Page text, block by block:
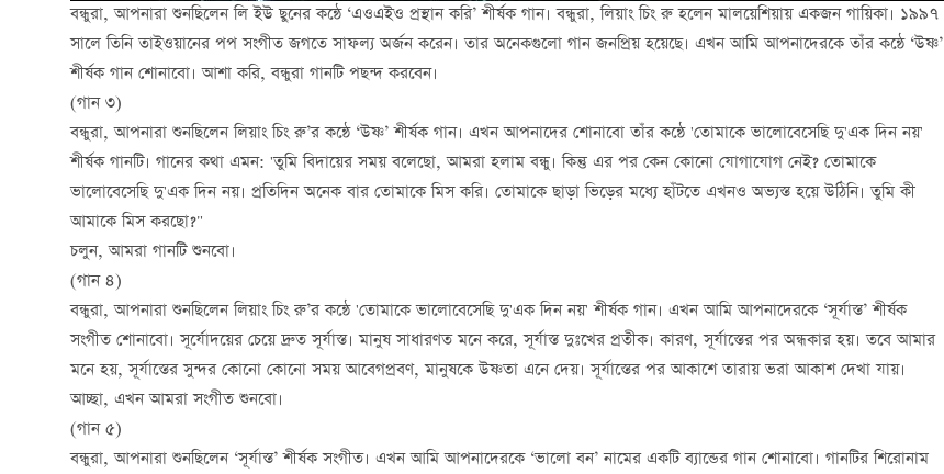
বন্ধুরা, আপনারা শুনছিলেন লি ইউ ছুনের কন্ঠে ‘এওএইও প্রস্থান করি’ শীর্ষক গান। বন্ধুরা, লিয়াং চিং রু হলেন মালয়েশিয়ায় একজন গায়িকা। ১৯৯৭
সালে তিনি তাইওয়ানের পপ সংগীত জগতে সাফল্য অর্জন করেন। তার অনেকগুলো গান জনপ্রিয় হয়েছে। এখন আমি আপনাদেরকে তাঁর কন্ঠে ‘উষ্ণ’
শীর্ষক গান শোনাবো। আশা করি, বন্ধুরা গানটি পছন্দ করবেন।
(গান ৩)
বন্ধুরা, আপনারা শুনছিলেন লিয়াং চিং রু’র কন্ঠে ‘উষ্ণ’ শীর্ষক গান। এখন আপনাদের শোনাবো তাঁর কন্ঠে 'তোমাকে ভালোবেসেছি দু'এক দিন নয়'
শীর্ষক গানটি। গানের কথা এমন: 'তুমি বিদায়ের সময় বলেছো, আমরা হলাম বন্ধু। কিন্তু এর পর কেন কোনো যোগাযোগ নেই? তোমাকে
ভালোবেসেছি দু'এক দিন নয়। প্রতিদিন অনেক বার তোমাকে মিস করি। তোমাকে ছাড়া ভিড়ের মধ্যে হাঁটতে এখনও অভ্যস্ত হয়ে উঠিনি। তুমি কী
আমাকে মিস করছো?"
চলুন, আমরা গানটি শুনবো।
(গান ৪)
বন্ধুরা, আপনারা শুনছিলেন লিয়াং চিং রু’র কন্ঠে 'তোমাকে ভালোবেসেছি দু'এক দিন নয়' শীর্ষক গান। এখন আমি আপনাদেরকে ‘সূর্যাস্ত’ শীর্ষক
সংগীত শোনাবো। সূর্যোদয়ের চেয়ে দ্রুত সূর্যাস্ত। মানুষ সাধারণত মনে করে, সূর্যাস্ত দুঃখের প্রতীক। কারণ, সূর্যাস্তের পর অন্ধকার হয়। তবে আমার
মনে হয়, সূর্যাস্তের সুন্দর কোনো কোনো সময় আবেগপ্রবণ, মানুষকে উষ্ণতা এনে দেয়। সূর্যাস্তের পর আকাশে তারায় ভরা আকাশ দেখা যায়।
আচ্ছা, এখন আমরা সংগীত শুনবো।
(গান ৫)
বন্ধুরা, আপনারা শুনছিলেন ‘সূর্যাস্ত’ শীর্ষক সংগীত। এখন আমি আপনাদেরকে ‘ভালো বন’ নামের একটি ব্যান্ডের গান শোনাবো। গানটির শিরোনাম